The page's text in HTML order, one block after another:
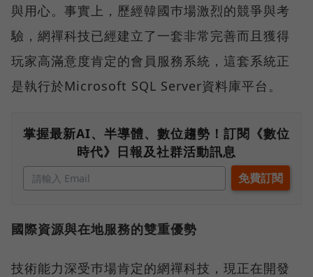
與用心。事實上，歷經韓國巿場激烈的競爭與考
驗，網禪科技已經建立了一套非常完善而且獲得
玩家高滿意度肯定的會員服務系統，這套系統正
是執行於Microsoft SQL Server資料庫平台。
掌握最新AI、半導體、數位趨勢！訂閱《數位
時代》日報及社群活動訊息
國際資源與在地服務的雙重優勢
技術能力深受巿場肯定的網禪科技，現正在開發